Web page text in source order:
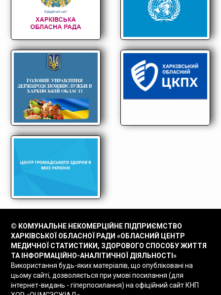
© КОМУНАЛЬНЕ НЕКОМЕРЦІЙНЕ ПІДПРИЄМСТВО
ХАРКІВСЬКОЇ ОБЛАСНОЇ РАДИ «ОБЛАСНИЙ ЦЕНТР
МЕДИЧНОЇ СТАТИСТИКИ, ЗДОРОВОГО СПОСОБУ ЖИТТЯ
ТА ІНФОРМАЦІЙНО-АНАЛІТИЧНОЇ ДІЯЛЬНОСТІ»
Використання будь-яких матеріалів, що опубліковані на
цьому сайті, дозволяється при умові посилання (для
інтернет-видань - гіперпосилання) на офіційний сайт КНП